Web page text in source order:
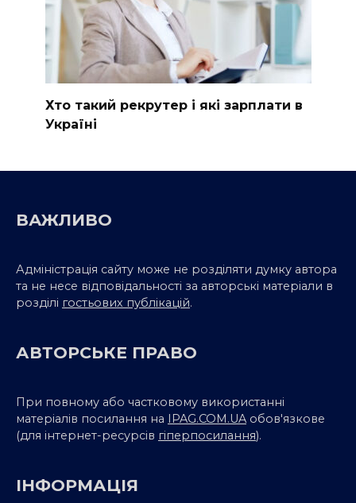
Хто такий рекрутер і які зарплати в
Україні
ВАЖЛИВО
Адміністрація сайту може не розділяти думку автора
та не несе відповідальності за авторські матеріали в
розділі гостьових публікацій.
АВТОРСЬКЕ ПРАВО
При повному або частковому використанні
матеріалів посилання на IPAG.COM.UA обов'язкове
(для інтернет-ресурсів гіперпосилання).
ІНФОРМАЦІЯ